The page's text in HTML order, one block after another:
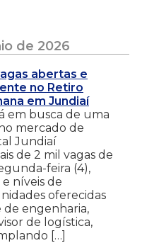
de 2026
abertas e
no Retiro
em Jundiaí
em busca de uma
mercado de
Jundiaí
de 2 mil vagas de
feira (4),
níveis de
oferecidas
de engenharia,
de logística,
[…]